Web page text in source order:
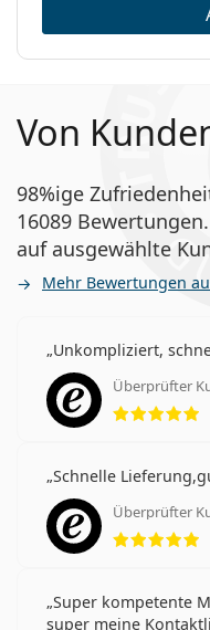
Von
98%ige
16089
auf ausgewählte
Mehr Bewertungen
Unkompliziert,
Überprüfter
Schnelle
Überprüfter
Super kompetente
super meine